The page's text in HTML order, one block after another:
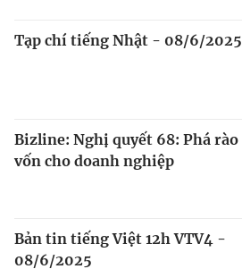
Tạp chí tiếng Nhật - 08/6/2025
Bizline: Nghị quyết 68: Phá rào
vốn cho doanh nghiệp
Bản tin tiếng Việt 12h VTV4 -
08/6/2025